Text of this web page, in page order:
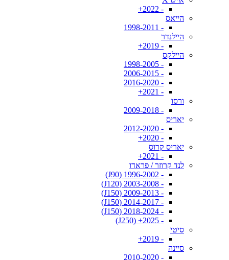
- 2022+
הייאס
- 1998-2011
היילנדר
- 2019+
היילקס
- 1998-2005
- 2006-2015
- 2016-2020
- 2021+
ורסו
- 2009-2018
יאריס
- 2012-2020
- 2020+
יאריס קרוס
- 2021+
לנד קרוזר / פראדו
- 1996-2002 (J90)
- 2003-2008 (J120)
- 2009-2013 (J150)
- 2014-2017 (J150)
- 2018-2024 (J150)
- 2025+ (J250)
סיטי
- 2019+
סיינה
- 2010-2020